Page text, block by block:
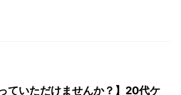
ていただけませんか？】20代ケ